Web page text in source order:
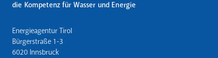
die Kompetenz für Wasser und Energie
Energieagentur Tirol
Bürgerstraße 1-3
6020 Innsbruck